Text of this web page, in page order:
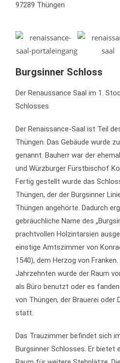
97289 Thüngen
Burgsinner Schloss
Der Renaussance Saal im 1.
Schlosses
Der Renaissance-Saal ist Teil
Thüngen. Das Gebäude wurde
genannt. Bauherr war der
und Würzburger Fürstbischof
Fertig gestellt wurde das
Thüngen, der der Burgsinner
Thüngen angehörte. Dadurch
gebräuchliche Name des
prachtvollen Holzintarsien
einstige Amtszimmer von
1540), dem Herzog von
Jahrzehnten wurde der Raum
als Büro benutzt oder es
von Thüngen, der Brauerei oder
statt.
Das Trauzimmer befindet sich
Burgsinner Schlosses. Er bietet